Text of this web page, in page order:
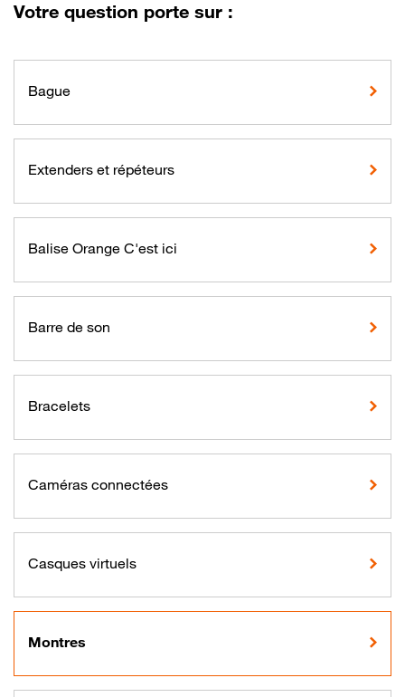
Votre question porte sur :
Bague
Extenders et répéteurs
Balise Orange C'est ici
Barre de son
Bracelets
Caméras connectées
Casques virtuels
Montres